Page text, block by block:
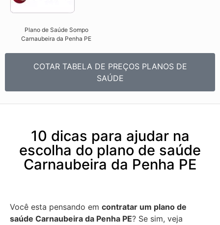
Plano de Saúde Sompo
Carnaubeira da Penha PE​
COTAR TABELA DE PREÇOS PLANOS DE
SAÚDE
10 dicas para ajudar na
escolha do plano de saúde
Carnaubeira da Penha PE
Você esta pensando em contratar um plano de
saúde Carnaubeira da Penha PE? Se sim, veja